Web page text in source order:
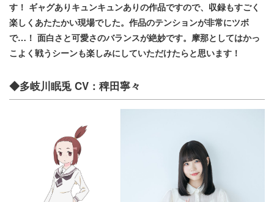
す！ ギャグありキュンキュンありの作品ですので、収録もすごく
楽しくあたたかい現場でした。作品のテンションが非常にツボ
で…！ 面白さと可愛さのバランスが絶妙です。摩那としてはかっ
こよく戦うシーンも楽しみにしていただけたらと思います！
◆多岐川眠兎 CV：稗田寧々